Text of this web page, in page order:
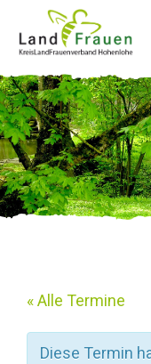
« Alle Termine
Diese Termin